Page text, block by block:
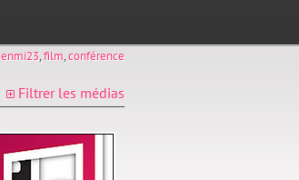
enmi23,film,conférence
Filtrer les médias